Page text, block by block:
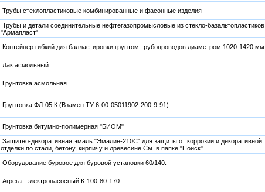
Трубы стеклопластиковые комбинированные и фасонные изделия
Трубы и детали соединительные нефтегазопромысловые из стекло-базальтопластиков
"Армапласт"
Контейнер гибкий для балластировки грунтом трубопроводов диаметром 1020-1420 мм
Лак асмольный
Грунтовка асмольная
Грунтовка ФЛ-05 К (Взамен ТУ 6-00-05011902-200-9-91)
Грунтовка битумно-полимерная "БИОМ"
Защитно-декоративная эмаль "Эмалин-210С" для защиты от коррозии и декоративной
отделки по стали, бетону, кирпичу и древесине См. в папке "Поиск"
Оборудование буровое для буровой установки 60/140.
Агрегат электронасосный К-100-80-170.